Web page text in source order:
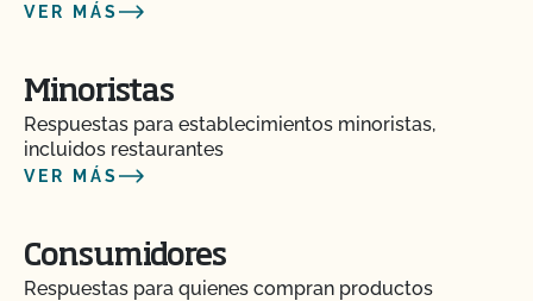
VER MÁS
Minoristas
Respuestas para establecimientos minoristas,
incluidos restaurantes
VER MÁS
Consumidores
Respuestas para quienes compran productos
¿Cómo añado un cultivo a mi perfil de cliente?
¿Cómo añado una nueva parcela a mi certificación
CCOF?
¿Cómo me beneficia la Certificación de Seguridad
Alimentaria de CCOF como agricultor orgánico?